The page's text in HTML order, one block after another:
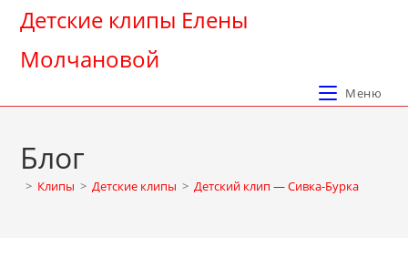
Перейти
содержимому
Детские клипы Елены
Молчановой
Меню
Блог
> Клипы > Детские клипы > Детский клип — Сивка-Бурка